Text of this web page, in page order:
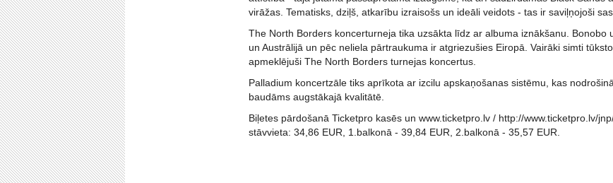
virāžas. Tematisks, dziļš, atkarību izraisošs un ideāli veidots - tas ir saviļņojoši
The North Borders koncerturneja tika uzsākta līdz ar albuma iznākšanu.
un Austrālijā un pēc neliela pārtraukuma ir atgriezušies Eiropā. Vairāki simti
apmeklējuši The North Borders turnejas koncertus.
Palladium koncertzāle tiks aprīkota ar izcilu apskaņošanas sistēmu, kas
baudāms augstākajā kvalitātē.
Biļetes pārdošanā Ticketpro kasēs un www.ticketpro.lv / http://www.ticketpro.lv/
stāvvieta: 34,86 EUR, 1.balkonā - 39,84 EUR, 2.balkonā - 35,57 EUR.